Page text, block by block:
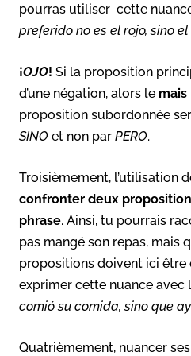
pourras utiliser cette
preferido no es el rojo, sino
¡OJO! Si la proposition
d’une négation, alors le mais
proposition subordonnée
SINO et non par PERO.
Troisièmement, l’utilisation
confronter deux
phrase. Ainsi, tu pourrais
pas mangé son repas, mais
propositions doivent ici être
exprimer cette nuance avec
comió su comida, sino que
Quatrièmement, nuancer